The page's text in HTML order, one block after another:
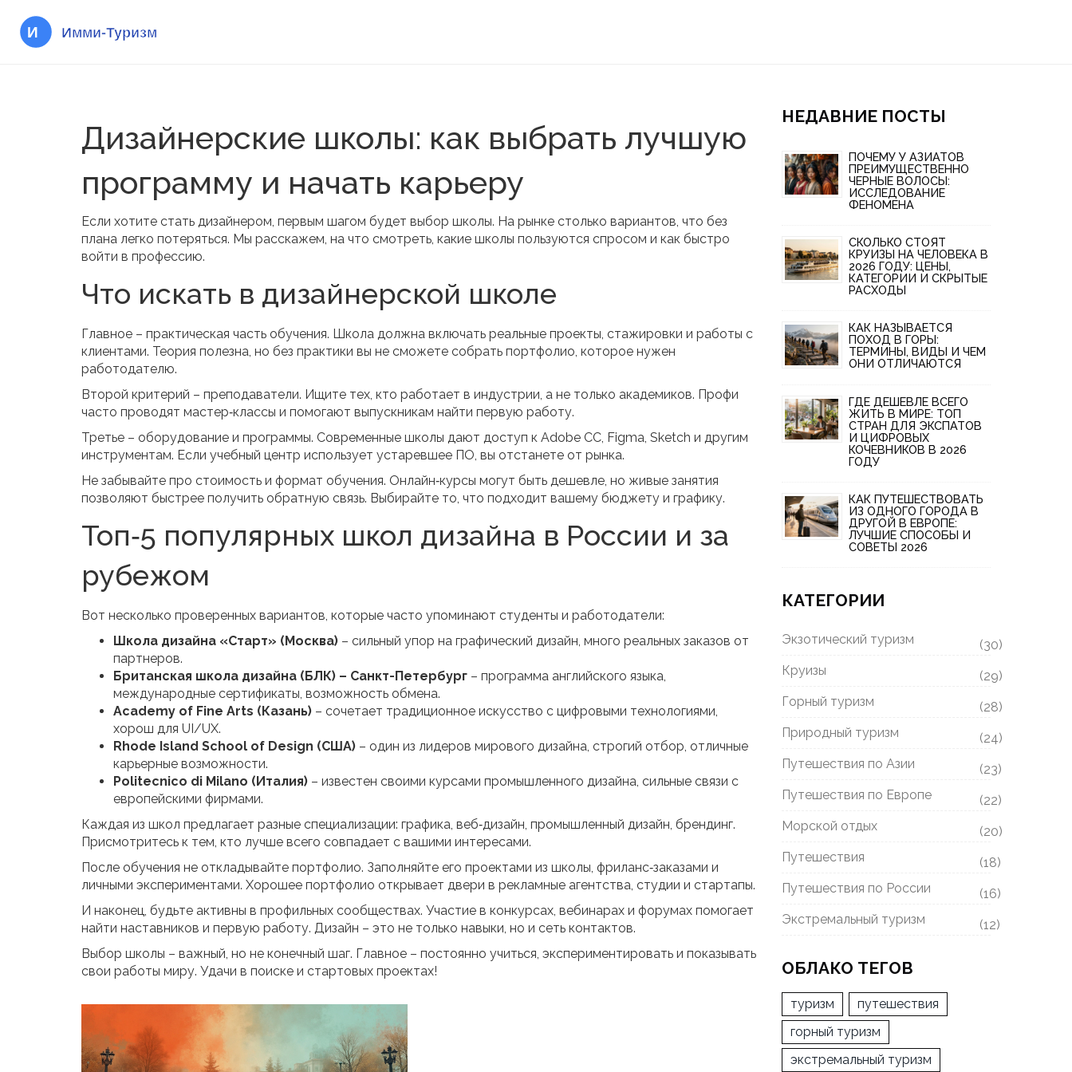
Дизайнерские школы: как выбрать лучшую
программу и начать карьеру
Если хотите стать дизайнером, первым шагом будет выбор школы. На рынке столько вариантов, что без
плана легко потеряться. Мы расскажем, на что смотреть, какие школы пользуются спросом и как быстро
войти в профессию.
Что искать в дизайнерской школе
Главное – практическая часть обучения. Школа должна включать реальные проекты, стажировки и работы с
клиентами. Теория полезна, но без практики вы не сможете собрать портфолио, которое нужен
работодателю.
Второй критерий – преподаватели. Ищите тех, кто работает в индустрии, а не только академиков. Профи
часто проводят мастер‑классы и помогают выпускникам найти первую работу.
Третье – оборудование и программы. Современные школы дают доступ к Adobe CC, Figma, Sketch и другим
инструментам. Если учебный центр использует устаревшее ПО, вы отстанете от рынка.
Не забывайте про стоимость и формат обучения. Онлайн‑курсы могут быть дешевле, но живые занятия
позволяют быстрее получить обратную связь. Выбирайте то, что подходит вашему бюджету и графику.
Топ‑5 популярных школ дизайна в России и за
рубежом
Вот несколько проверенных вариантов, которые часто упоминают студенты и работодатели:
Школа дизайна «Старт» (Москва) – сильный упор на графический дизайн, много реальных заказов от
партнеров.
Британская школа дизайна (БЛК) – Санкт-Петербург – программа английского языка,
международные сертификаты, возможность обмена.
Academy of Fine Arts (Казань) – сочетает традиционное искусство с цифровыми технологиями,
хорош для UI/UX.
Rhode Island School of Design (США) – один из лидеров мирового дизайна, строгий отбор, отличные
карьерные возможности.
Politecnico di Milano (Италия) – известен своими курсами промышленного дизайна, сильные связи с
европейскими фирмами.
Каждая из школ предлагает разные специализации: графика, веб‑дизайн, промышленный дизайн, брендинг.
Присмотритесь к тем, кто лучше всего совпадает с вашими интересами.
После обучения не откладывайте портфолио. Заполняйте его проектами из школы, фриланс‑заказами и
личными экспериментами. Хорошее портфолио открывает двери в рекламные агентства, студии и стартапы.
И наконец, будьте активны в профильных сообществах. Участие в конкурсах, вебинарах и форумах помогает
найти наставников и первую работу. Дизайн – это не только навыки, но и сеть контактов.
Выбор школы – важный, но не конечный шаг. Главное – постоянно учиться, экспериментировать и показывать
свои работы миру. Удачи в поиске и стартовых проектах!
НЕДАВНИЕ ПОСТЫ
ПОЧЕМУ У АЗИАТОВ
ПРЕИМУЩЕСТВЕННО
ЧЕРНЫЕ ВОЛОСЫ:
ИССЛЕДОВАНИЕ
ФЕНОМЕНА
СКОЛЬКО СТОЯТ
КРУИЗЫ НА ЧЕЛОВЕКА В
2026 ГОДУ: ЦЕНЫ,
КАТЕГОРИИ И СКРЫТЫЕ
РАСХОДЫ
КАК НАЗЫВАЕТСЯ
ПОХОД В ГОРЫ:
ТЕРМИНЫ, ВИДЫ И ЧЕМ
ОНИ ОТЛИЧАЮТСЯ
ГДЕ ДЕШЕВЛЕ ВСЕГО
ЖИТЬ В МИРЕ: ТОП
СТРАН ДЛЯ ЭКСПАТОВ
И ЦИФРОВЫХ
КОЧЕВНИКОВ В 2026
ГОДУ
КАК ПУТЕШЕСТВОВАТЬ
ИЗ ОДНОГО ГОРОДА В
ДРУГОЙ В ЕВРОПЕ:
ЛУЧШИЕ СПОСОБЫ И
СОВЕТЫ 2026
КАТЕГОРИИ
Экзотический туризм
(30)
Круизы
(29)
Горный туризм
(28)
Природный туризм
(24)
Путешествия по Азии
(23)
Путешествия по Европе
(22)
Морской отдых
(20)
Путешествия
(18)
Путешествия по России
(16)
Экстремальный туризм
(12)
ОБЛАКО ТЕГОВ
туризм
путешествия
горный туризм
экстремальный туризм